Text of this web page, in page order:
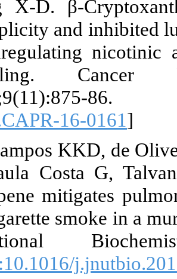
Wang X-D. β-
multiplicity and
downregulating
signaling.
6207.CAPR-16-0161
43. Campos KKD,
de Paula Costa G,
Lycopene mitigates
by cigarette smoke
Nutritional
[DOI:10.1016/